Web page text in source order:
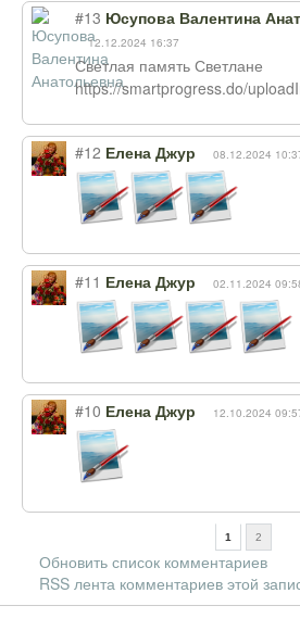
#13 Юсупова Валентина
12.12.2024 16:37
Светлая память Светлане
https://smartprogress.do/
#12 Елена Джур 08.12.2024
#11 Елена Джур 02.11.2024
#10 Елена Джур 12.10.2024
1 2
Обновить список комментариев
RSS лента комментариев этой